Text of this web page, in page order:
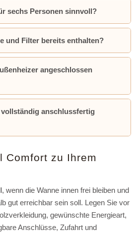
sechs Personen sinnvoll?
und Filter bereits enthalten?
angeschlossen
anschlussfertig
Comfort zu Ihrem
wenn die Wanne innen frei bleiben und
gut erreichbar sein soll. Legen Sie vor
gewünschte Energieart,
Anschlüsse, Zufahrt und